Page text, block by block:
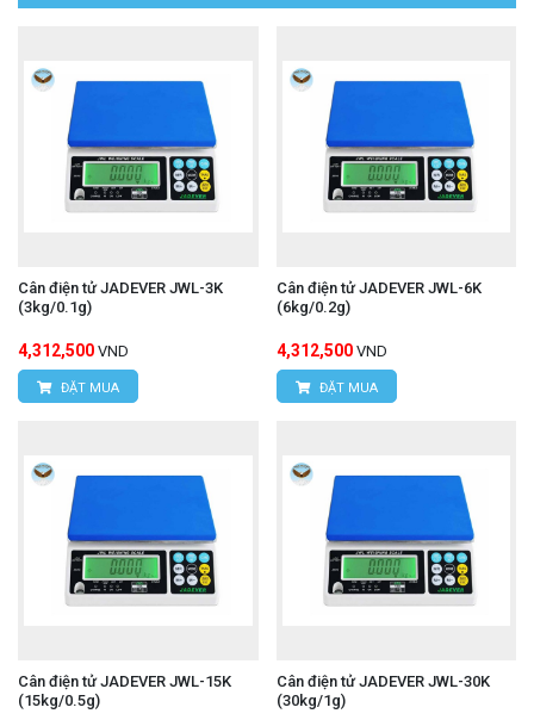
Cân điện tử JADEVER JWL-3K
(3kg/0.1g)
4,312,500 VND
ĐẶT MUA
Cân điện tử JADEVER JWL-6K
(6kg/0.2g)
4,312,500 VND
ĐẶT MUA
Cân điện tử JADEVER JWL-15K
(15kg/0.5g)
Cân điện tử JADEVER JWL-30K
(30kg/1g)